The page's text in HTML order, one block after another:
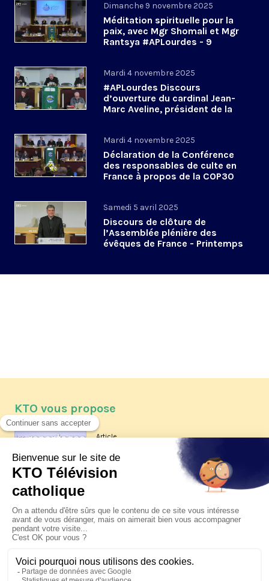
Dimanche 9 novembre 2025
Méditation spirituelle pour la
paix, avec Mgr Shomali et Mgr
Rantsya #APLourdes - 9
Mardi 4 novembre 2025
#APLourdes Discours
d’ouverture du cardinal Jean-
Marc Aveline, président de la
Mardi 4 novembre 2025
Déclaration de la Conférence
des responsables de culte en
France à propos de la COP30
Samedi 5 avril 2025
Discours de clôture de
l’Assemblée plénière des
évêques de France - Printemps
KTO vous propose
Article
Les reportages d'été 2026 de KTO
La visite pastorale du pape Léon
XIV à Assise à suivre sur KTO le
jeudi 6 août
Le pape en Uruguay, Argentine et
Pérou du 6 au 17 novembre 2026